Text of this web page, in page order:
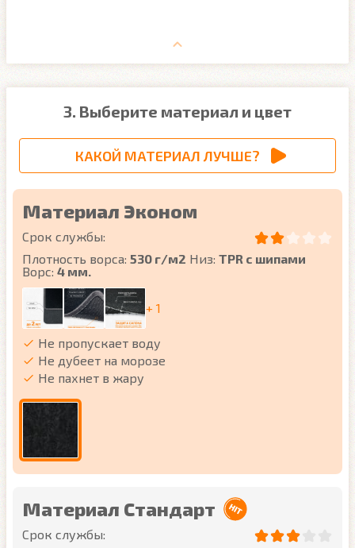
3. Выберите материал и цвет
КАКОЙ МАТЕРИАЛ ЛУЧШЕ?
Материал Эконом
Срок службы:
Плотность ворса: 530 г/м2 Низ: TPR с шипами
Ворс: 4 мм.
+ 1
Не пропускает воду
Не дубеет на морозе
Не пахнет в жару
Материал Стандарт
Срок службы: